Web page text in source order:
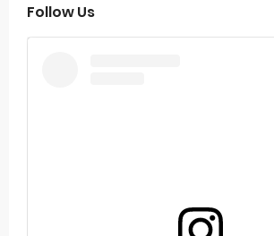
Follow Us